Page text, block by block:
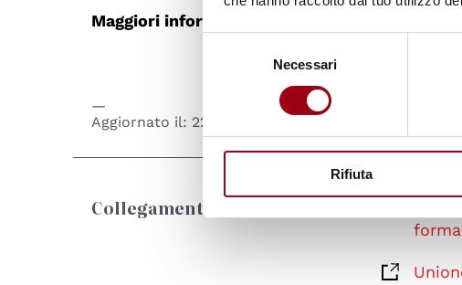
Necessari
Rifiuta
Maggiori informazioni
Aggiornato il: 22.09.2015
Collegamenti